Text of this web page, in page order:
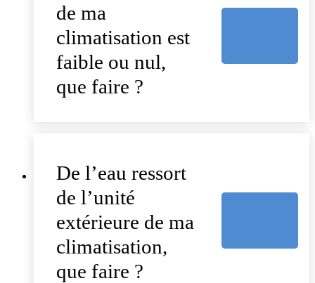
de ma
climatisation est
faible ou nul,
que faire ?
De l’eau ressort
de l’unité
extérieure de ma
climatisation,
que faire ?